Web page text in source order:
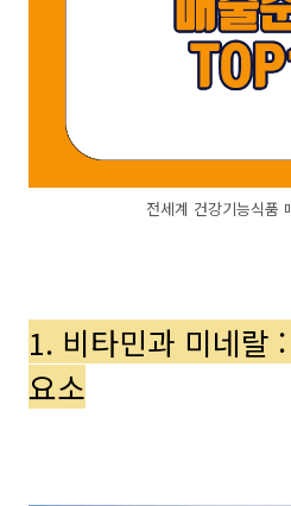
전세계 건강기능식품
1. 비타민과 미네랄
요소